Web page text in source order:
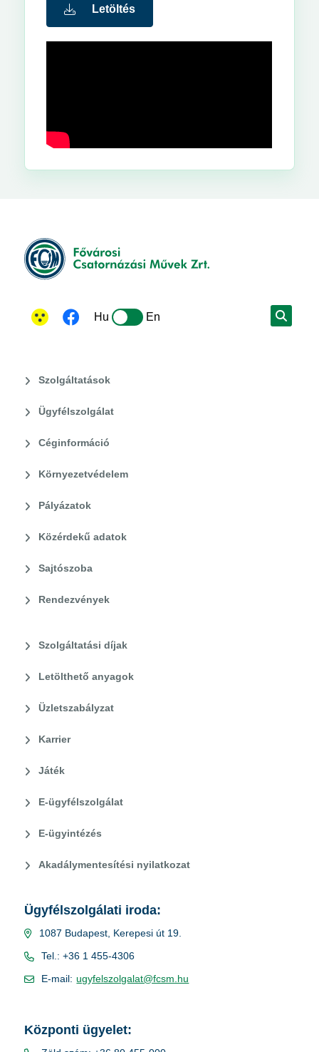
Letöltés
Hu En
Szolgáltatások
Ügyfélszolgálat
Céginformáció
Környezetvédelem
Pályázatok
Közérdekű adatok
Sajtószoba
Rendezvények
Szolgáltatási díjak
Letölthető anyagok
Üzletszabályzat
Karrier
Játék
E-ügyfélszolgálat
E-ügyintézés
Akadálymentesítési nyilatkozat
Ügyfélszolgálati iroda:
1087 Budapest, Kerepesi út 19.
Tel.: +36 1 455-4306
E-mail: ugyfelszolgalat@fcsm.hu
Központi ügyelet: